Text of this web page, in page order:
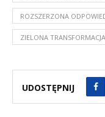
ROZSZERZONA
ZIELONA TRANSFORMACJA
UDOSTĘPNIJ